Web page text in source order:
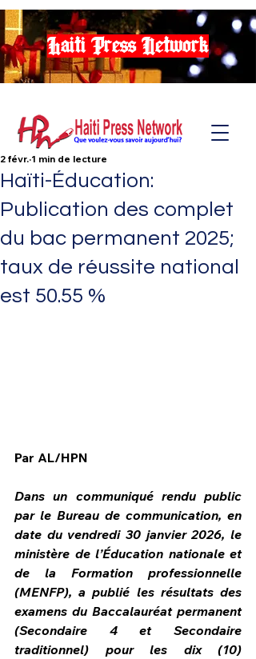
Haiti Press Network
HPN Live
Haïti-Éducation:
Publication des complet
du bac permanent 2025;
taux de réussite national
est 50.55 %
2 févr. 1 min de lecture
Par AL/HPN
Dans un communiqué rendu public
par le Bureau de communication, en
date du vendredi 30 janvier 2026, le
ministère de l’Éducation nationale et
de la Formation professionnelle
(MENFP), a publié les résultats des
examens du Baccalauréat permanent
(Secondaire 4 et Secondaire
traditionnel) pour les dix (10)